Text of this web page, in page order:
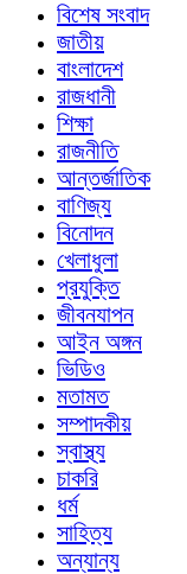
বিশেষ সংবাদ
জাতীয়
বাংলাদেশ
রাজধানী
শিক্ষা
রাজনীতি
আন্তর্জাতিক
বাণিজ্য
বিনোদন
খেলাধুলা
প্রযুক্তি
জীবনযাপন
আইন অঙ্গন
ভিডিও
মতামত
সম্পাদকীয়
স্বাস্থ্য
চাকরি
ধর্ম
সাহিত্য
অন্যান্য